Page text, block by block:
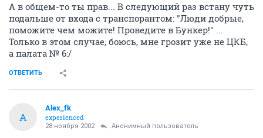
А в общем-то ты прав... В следующий раз встану чуть
подальше от входа с транспорантом: "Люди добрые,
поможите чем можите! Проведите в Бункер!" ...
Только в этом случае, боюсь, мне грозит уже не ЦКБ,
а палата № 6:/
ОТВЕТИТЬ
A
Alex_fk
experienced
28 ноября 2002 Анонимный пользователь